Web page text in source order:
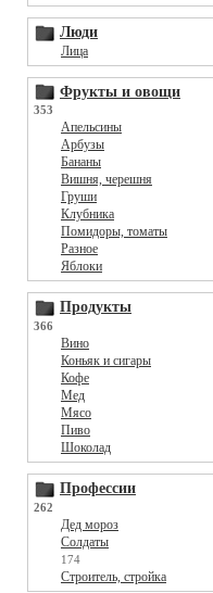
Люди
Лица
Фрукты и овощи
353
Апельсины
Арбузы
Бананы
Вишня, черешня
Груши
Клубника
Помидоры, томаты
Разное
Яблоки
Продукты
366
Вино
Коньяк и сигары
Кофе
Мед
Мясо
Пиво
Шоколад
Профессии
262
Дед мороз
Солдаты
174
Строитель, стройка